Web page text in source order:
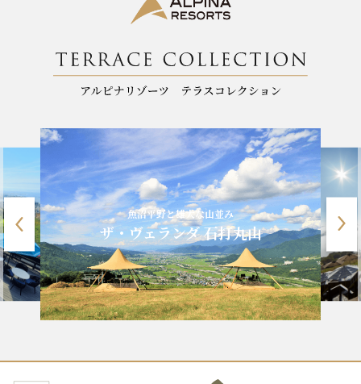
魚沼平野と雄大な山並み
ザ・ヴェランダ 石打丸山